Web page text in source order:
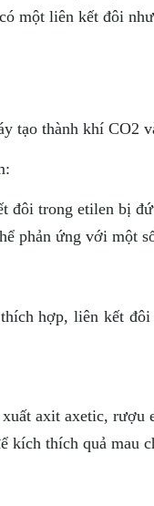
một liên kết đôi
tạo thành khí CO2
đôi trong etilen bị
phản ứng với một
hợp, liên kết
xuất axit axetic,
kích thích quả mau